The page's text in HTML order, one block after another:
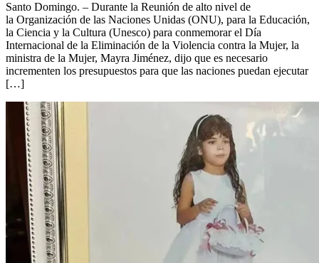
Santo Domingo. – Durante la Reunión de alto nivel de
la Organización de las Naciones Unidas (ONU), para la Educación,
la Ciencia y la Cultura (Unesco) para conmemorar el Día
Internacional de la Eliminación de la Violencia contra la Mujer, la
ministra de la Mujer, Mayra Jiménez, dijo que es necesario
incrementen los presupuestos para que las naciones puedan ejecutar
[…]